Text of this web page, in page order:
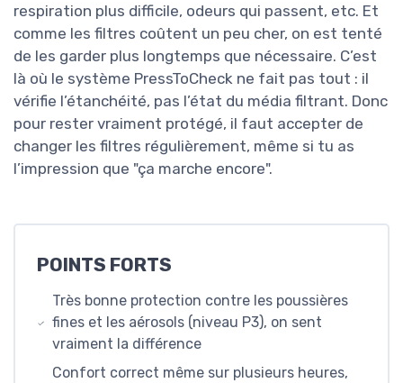
respiration plus difficile, odeurs qui passent, etc. Et
comme les filtres coûtent un peu cher, on est tenté
de les garder plus longtemps que nécessaire. C’est
là où le système PressToCheck ne fait pas tout : il
vérifie l’étanchéité, pas l’état du média filtrant. Donc
pour rester vraiment protégé, il faut accepter de
changer les filtres régulièrement, même si tu as
l’impression que "ça marche encore".
POINTS FORTS
Très bonne protection contre les poussières
fines et les aérosols (niveau P3), on sent
vraiment la différence
Confort correct même sur plusieurs heures,